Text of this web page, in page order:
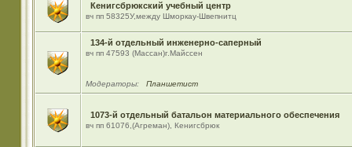
Кенигсбрюкский учебный центр
вч пп 58325У,между Шморкау-Швепнитц
134-й отдельный инженерно-саперный
вч пп 47593 (Массан)г.Майссен
Модераторы: Планшетист
1073-й отдельный батальон материального обеспечения
вч пп 61076,(Агреман), Кенигсбрюк